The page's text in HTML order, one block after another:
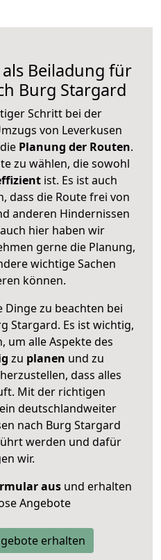
Beiladung für
Burg Stargard
Schritt bei der
von Leverkusen
Planung der Routen.
zu wählen, die sowohl
ist. Es ist auch
dass die Route frei von
anderen Hindernissen
hier haben wir
gerne die Planung,
wichtige Sachen
können.
Dinge zu beachten bei
Stargard. Es ist wichtig,
um alle Aspekte des
zu planen und zu
dass alles
Mit der richtigen
deutschlandweiter
nach Burg Stargard
werden und dafür
wir.
ausund erhalten
Angebote
erhalten